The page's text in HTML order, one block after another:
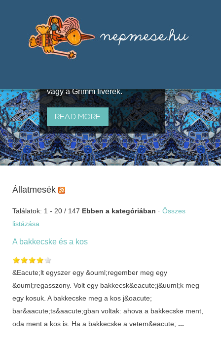
útján terjedő elbeszélésekből,
melyeket olyan ismert gyűjtők
állítottak össze, mint Benedek
vagy a Grimm fivérek.
READ MORE
Állatmesék
Találatok: 1 - 20 / 147 Ebben a kategóriában · Összes
listázása
A bakkecske és a kos
&Eacute;lt egyszer egy &ouml;regember meg egy
&ouml;regasszony. Volt egy bakkecsk&eacute;j&uuml;k meg
egy kosuk. A bakkecske meg a kos j&oacute;
bar&aacute;ts&aacute;gban voltak: ahova a bakkecske ment,
oda ment a kos is. Ha a bakkecske a vetem&eacute; ...